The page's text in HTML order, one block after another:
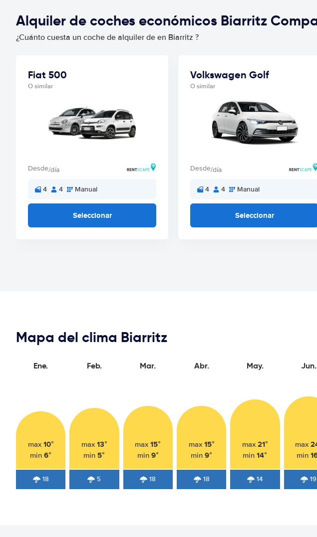
Alquiler de coches económicos Biarritz
¿Cuánto cuesta un coche de alquiler de en Biarritz ?
Fiat 500
O similar
Desde/día
4 4 Manual
Seleccionar
Volkswagen Golf
O similar
Desde/día
4 4 Manual
Seleccionar
Mapa del clima Biarritz
Ene.
max 10°
min6°
18
Feb.
max 13°
min 5°
5
Mar.
max15°
min 9°
18
Abr.
max 15°
min9°
18
May.
max 21°
min14°
14
Jun.
max
min
19